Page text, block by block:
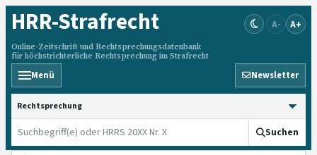
HRR-Strafrecht
Online-Zeitschrift und Rechtsprechungsdatenbank
für höchstrichterliche Rechtsprechung im Strafrecht
A- A+
Menü Newsletter
HRRS durchsuchen
Suchen